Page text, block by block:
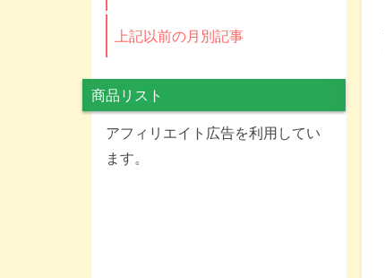
上記以前の月別記事
商品リスト
アフィリエイト広告を利用してい
ます。